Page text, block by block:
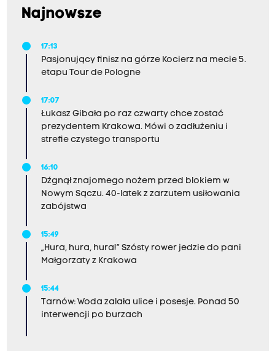
Najnowsze
17:13
Pasjonujący finisz na górze Kocierz na mecie 5.
etapu Tour de Pologne
17:07
Łukasz Gibała po raz czwarty chce zostać
prezydentem Krakowa. Mówi o zadłużeniu i
strefie czystego transportu
16:10
Dźgnął znajomego nożem przed blokiem w
Nowym Sączu. 40-latek z zarzutem usiłowania
zabójstwa
15:49
„Hura, hura, hura!” Szósty rower jedzie do pani
Małgorzaty z Krakowa
15:44
Tarnów: Woda zalała ulice i posesje. Ponad 50
interwencji po burzach